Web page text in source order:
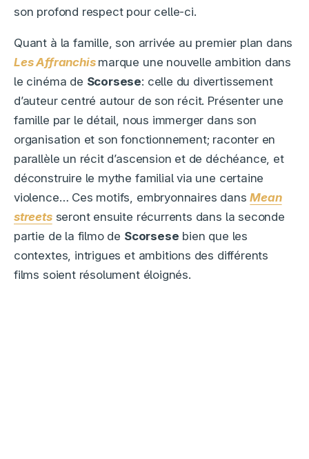
son profond respect pour celle-ci.
Quant à la famille, son arrivée au premier plan dans
Les Affranchis marque une nouvelle ambition dans
le cinéma de Scorsese: celle du divertissement
d’auteur centré autour de son récit. Présenter une
famille par le détail, nous immerger dans son
organisation et son fonctionnement; raconter en
parallèle un récit d’ascension et de déchéance, et
déconstruire le mythe familial via une certaine
violence… Ces motifs, embryonnaires dansMean
streetsseront ensuite récurrents dans la seconde
partie de la filmo de Scorsese bien que les
contextes, intrigues et ambitions des différents
films soient résolument éloignés.